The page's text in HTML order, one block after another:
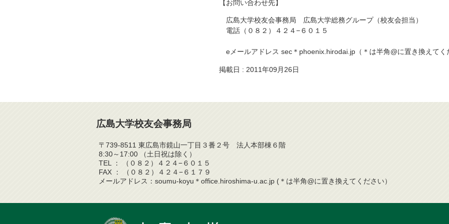
【お問い合わせ先】
広島大学校友会事務局 広島大学総務グループ（校友会担当）
電話（０８２）４２４−６０１５
eメールアドレス sec＊phoenix.hirodai.jp（＊は半角@に置き換えてく
掲載日 : 2011年09月26日
広島大学校友会事務局
〒739-8511 東広島市鏡山一丁目３番２号 法人本部棟６階
8:30～17:00 （土日祝は除く）
TEL ： （０８２）４２４−６０１５
FAX ： （０８２）４２４−６１７９
メールアドレス：soumu-koyu＊office.hiroshima-u.ac.jp (＊は半角@に置き換えてください）